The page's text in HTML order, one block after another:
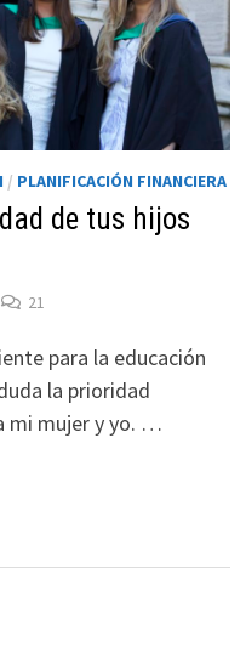
/ PLANIFICACIÓN FINANCIERA
de tus hijos
21
para la educación
la prioridad
mi mujer y yo. …